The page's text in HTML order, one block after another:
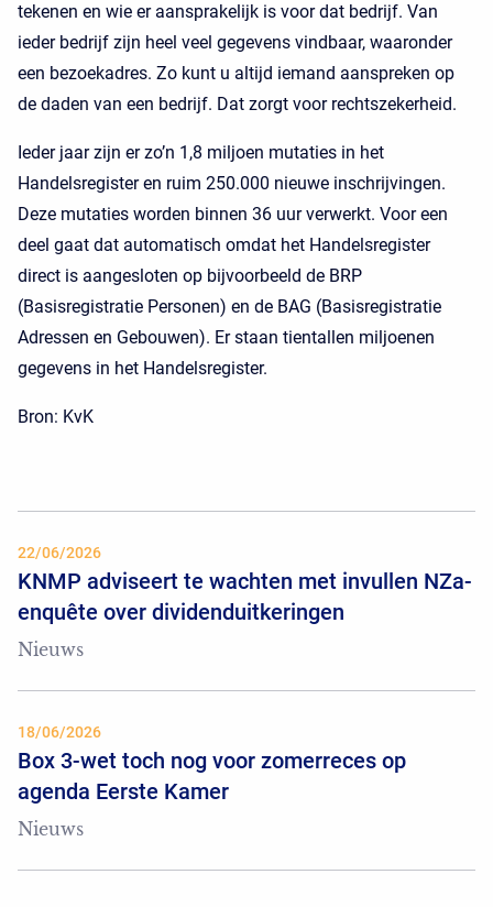
tekenen en wie er aansprakelijk is voor dat bedrijf. Van
ieder bedrijf zijn heel veel gegevens vindbaar, waaronder
een bezoekadres. Zo kunt u altijd iemand aanspreken op
de daden van een bedrijf. Dat zorgt voor rechtszekerheid.
Ieder jaar zijn er zo’n 1,8 miljoen mutaties in het
Handelsregister en ruim 250.000 nieuwe inschrijvingen.
Deze mutaties worden binnen 36 uur verwerkt. Voor een
deel gaat dat automatisch omdat het Handelsregister
direct is aangesloten op bijvoorbeeld de BRP
(Basisregistratie Personen) en de BAG (Basisregistratie
Adressen en Gebouwen). Er staan tientallen miljoenen
gegevens in het Handelsregister.
Bron: KvK
22/06/2026
KNMP adviseert te wachten met invullen NZa-
enquête over dividenduitkeringen
Nieuws
18/06/2026
Box 3-wet toch nog voor zomerreces op
agenda Eerste Kamer
Nieuws